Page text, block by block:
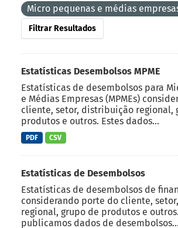
Micro pequenas e médias
Filtrar Resultados
Estatísticas Desembolsos MPME
Estatísticas de desembolsos para
e Médias Empresas (MPMEs)
cliente, setor, distribuição regional,
produtos e outros. Estes dados...
PDF CSV
Estatísticas de Desembolsos
Estatísticas de desembolsos de
considerando porte do cliente,
regional, grupo de produtos e
publicamos dados de desembolsos...